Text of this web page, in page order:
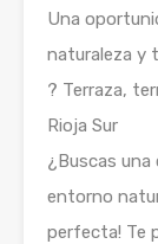
Una
naturaleza y
? Terraza,
Rioja Sur
¿Buscas
entorno
perfecta! Te